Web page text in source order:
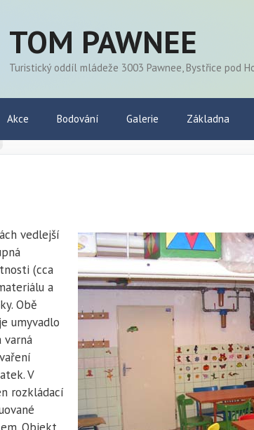
TOM PAWNEE
Turistický oddíl mládeže 3003 Pawnee, Bystřice pod
Akce Bodování Galerie Základna
vedlejší
(cca
a
Obě
umyvadlo
varná
V
rozkládací